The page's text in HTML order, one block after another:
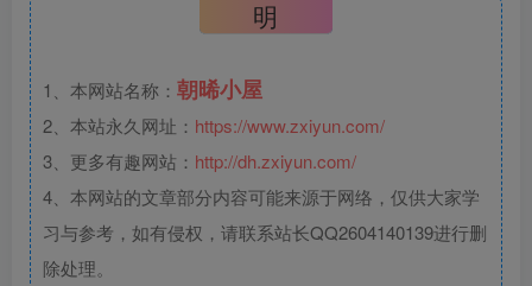
明
1、本网站名称： 朝晞小屋
2、本站永久网址： https://www.zxiyun.com/
3、更多有趣网站： http://dh.zxiyun.com/
4、本网站的文章部分内容可能来源于网络，仅供大家学
习与参考，如有侵权，请联系站长QQ2604140139进行删
除处理。